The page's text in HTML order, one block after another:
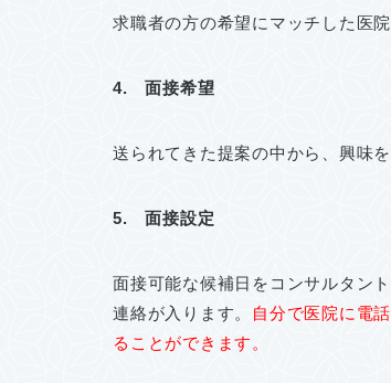
求職者の方の希望にマッチした医
4. 面接希望
送られてきた提案の中から、興味
5. 面接設定
面接可能な候補日をコンサルタン
連絡が入ります。
自分で医院に電
ることができます。